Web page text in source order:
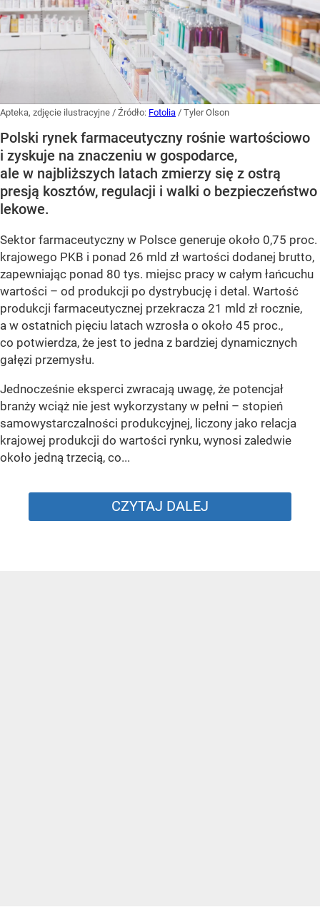
Apteka, zdjęcie ilustracyjne / Źródło: Fotolia / Tyler Olson
Polski rynek farmaceutyczny rośnie wartościowo
i zyskuje na znaczeniu w gospodarce,
ale w najbliższych latach zmierzy się z ostrą
presją kosztów, regulacji i walki o bezpieczeństwo
lekowe.
Sektor farmaceutyczny w Polsce generuje około 0,75 proc.
krajowego PKB i ponad 26 mld zł wartości dodanej brutto,
zapewniając ponad 80 tys. miejsc pracy w całym łańcuchu
wartości – od produkcji po dystrybucję i detal. Wartość
produkcji farmaceutycznej przekracza 21 mld zł rocznie,
a w ostatnich pięciu latach wzrosła o około 45 proc.,
co potwierdza, że jest to jedna z bardziej dynamicznych
gałęzi przemysłu.
Jednocześnie eksperci zwracają uwagę, że potencjał
branży wciąż nie jest wykorzystany w pełni – stopień
samowystarczalności produkcyjnej, liczony jako relacja
krajowej produkcji do wartości rynku, wynosi zaledwie
około jedną trzecią, co...
CZYTAJ DALEJ